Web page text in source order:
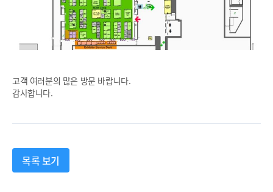
고객 여러분의 많은 방문 바랍니다.
감사합니다.
목록 보기